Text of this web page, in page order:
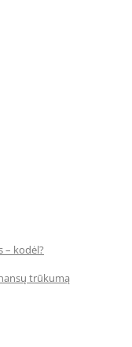
– kodėl?
trūkumą